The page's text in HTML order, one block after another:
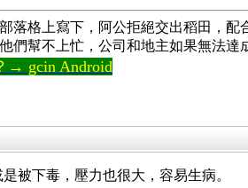
落格上寫下，阿公拒絕交出稻田，
幫不上忙，公司和地主如果無法達
→ gcin Android
被下毒，壓力也很大，容易生病。